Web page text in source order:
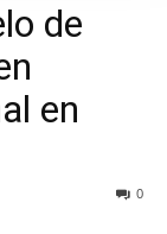
de
en
0